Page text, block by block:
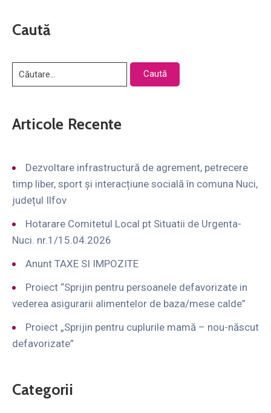
Caută
Articole Recente
Dezvoltare infrastructură de agrement, petrecere
timp liber, sport și interacțiune socială în comuna Nuci,
județul Ilfov
Hotarare Comitetul Local pt Situatii de Urgenta-
Nuci. nr.1/15.04.2026
Anunt TAXE SI IMPOZITE
Proiect “Sprijin pentru persoanele defavorizate in
vederea asigurarii alimentelor de baza/mese calde”
Proiect „Sprijin pentru cuplurile mamă – nou-născut
defavorizate”
Categorii